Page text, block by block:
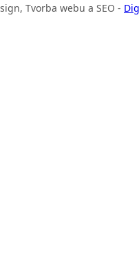
Tvorba webu a SEO -